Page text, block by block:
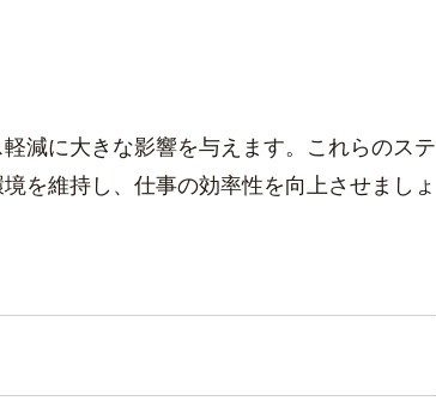
減に大きな影響を与えます。これらのステ
を維持し、仕事の効率性を向上させましょ